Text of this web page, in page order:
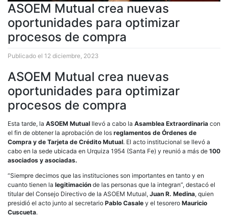
ASOEM Mutual crea nuevas
oportunidades para optimizar
procesos de compra
Publicado el 12 diciembre, 2023
ASOEM Mutual crea nuevas
oportunidades para optimizar
procesos de compra
Esta tarde, la ASOEM Mutual llevó a cabo la Asamblea Extraordinaria con
el fin de obtener la aprobación de los reglamentos de Órdenes de
Compra y de Tarjeta de Crédito Mutual. El acto institucional se llevó a
cabo en la sede ubicada en Urquiza 1954 (Santa Fe) y reunió a más de 100
asociados y asociadas.
“Siempre decimos que las instituciones son importantes en tanto y en
cuanto tienen la legitimación de las personas que la integran”, destacó el
titular del Consejo Directivo de la ASOEM Mutual, Juan R. Medina, quien
presidió el acto junto al secretario Pablo Casale y el tesorero Mauricio
Cuscueta.